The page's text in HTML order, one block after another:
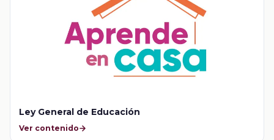
Ley General de Educación
Ver contenido